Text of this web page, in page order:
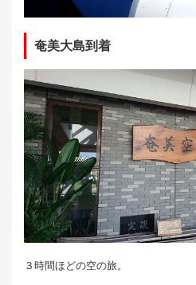
奄美大島到着
３時間ほどの空の旅。